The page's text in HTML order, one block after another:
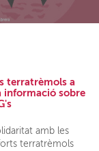
terratrèmols a
informació sobre
amb les
terratrèmols